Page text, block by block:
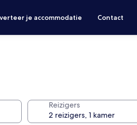
je accommodatie Contact
Reizigers